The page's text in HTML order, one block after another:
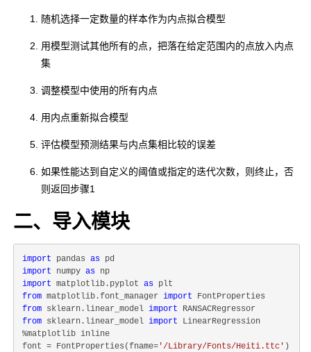
随机选择一定数量的样本作为内点拟合模型
用模型测试其他所有的点，把落在给定范围内的点放入内点
集
调整模型中使用的所有内点
用内点重新拟合模型
评估模型预测结果与内点集相比较的误差
如果性能达到自定义的阈值或指定的迭代次数，则终止，否
则返回步骤1
二、导入模块
import pandas as
import numpy as
import matplotlib.pyplot as
from matplotlib.font_manager import
from sklearn.linear_model import
from sklearn.linear_model import LinearRegression
%matplotlib inline
font = FontProperties(fname= '/Library/Fonts/Heiti.ttc'